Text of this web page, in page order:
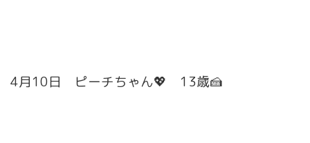
4月10日 ピーチちゃん💖 13歳🍰